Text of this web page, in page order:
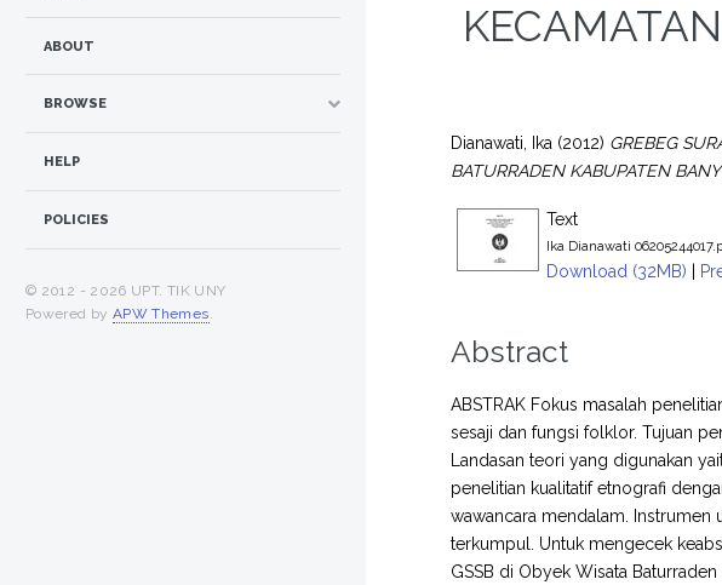
Dianawati, Ika (2012) GREBEG
BATURRADEN KABUPATEN
Text
Ika Dianawati
Download (32MB) |
Abstract
ABSTRAK Fokus masalah
sesaji dan fungsi folklor. Tujuan
Landasan teori yang digunakan
penelitian kualitatif etnografi
wawancara mendalam. Instrumen
terkumpul. Untuk mengecek
GSSB di Obyek Wisata
ABOUT
BROWSE
HELP
POLICIES
© 2012 - 2026 UPT. TIK UNY
Powered by APW Themes